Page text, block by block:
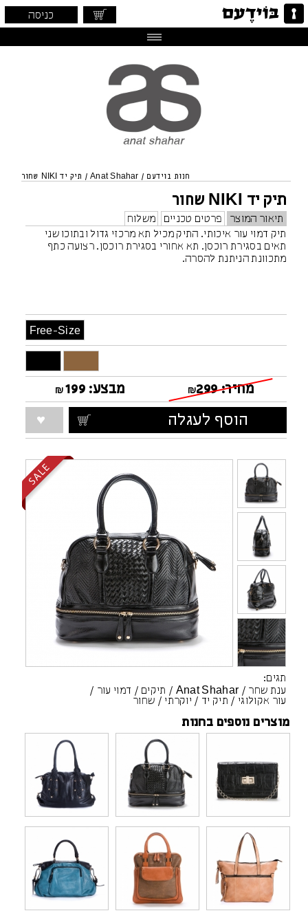
כניסה
חנות בוידעם /
Anat Shahar
/ תיק יד NIKI שחור
תיק יד NIKI שחור
תיאור המוצר פרטים טכניים
משלוח
תיק דמוי עור איכותי. התיק מכיל תא מרכזי גדול ובתוכו שני
תאים בסגירת רוכסן. תא אחורי בסגירת רוכסן. רצועה כתף
מתכוונת הניתנת להסרה.
Free-Size
מחיר: ₪299 מבצע: ₪ 199
הוסף לעגלה
תגים:
ענת שחר /
Anat Shahar
/ תיקים / דמוי עור /
עור אקולוגי / תיק יד / יוקרתי / שחור
מוצרים נוספים בחנות